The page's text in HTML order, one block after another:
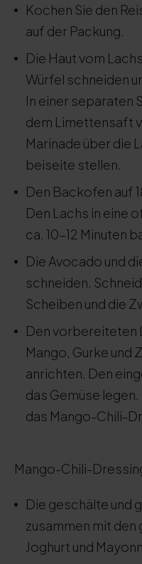
Kochen Sie den
auf der Packung.
Die Haut vom
Würfel schneiden
In einer separaten
dem Limettensaft
Marinade über die
beiseite stellen.
Den Backofen auf
Den Lachs in eine
ca. 10-12 Minuten
Die Avocado und
schneiden.
Scheiben und die
Den vorbereiteten
Mango, Gurke und
anrichten. Den
das Gemüse
das Mango-Chili-
Mango-Chili-
Die geschälte und
zusammen mit
Joghurt und